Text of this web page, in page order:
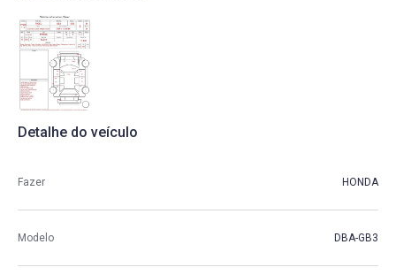
Detalhe do veículo
Fazer HONDA
Modelo DBA-GB3